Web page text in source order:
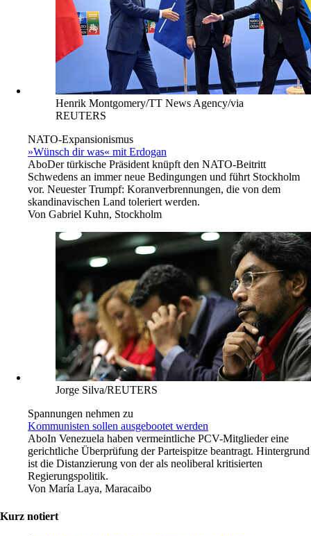
Henrik Montgomery/TT News Agency/via
REUTERS
NATO-Expansionismus
»Wünsch dir was« mit Erdogan
AboDer türkische Präsident knüpft den NATO-Beitritt
Schwedens an immer neue Bedingungen und führt Stockholm
vor. Neuester Trumpf: Koranverbrennungen, die von dem
skandinavischen Land toleriert werden.
Von Gabriel Kuhn, Stockholm
Jorge Silva/REUTERS
Spannungen nehmen zu
Kommunisten sollen ausgebootet werden
AboIn Venezuela haben vermeintliche PCV-Mitglieder eine
gerichtliche Überprüfung der Parteispitze beantragt. Hintergrund
ist die Distanzierung von der als neoliberal kritisierten
Regierungspolitik.
Von María Laya, Maracaibo
Kurz notiert